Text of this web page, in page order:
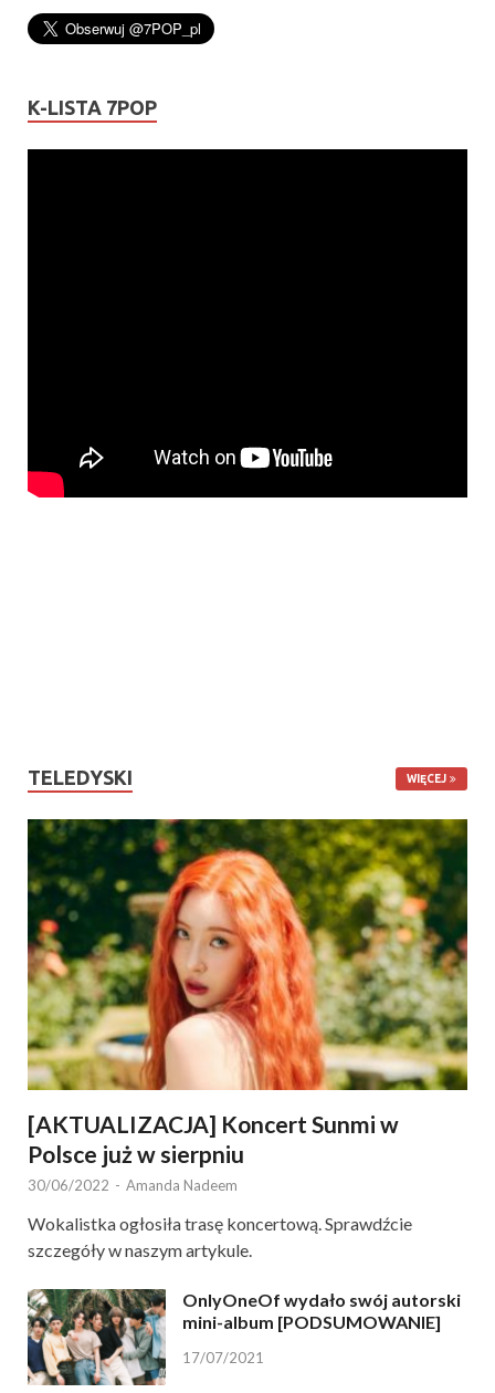
K-LISTA 7POP
TELEDYSKI WIĘCEJ
[AKTUALIZACJA] Koncert Sunmi w
Polsce już w sierpniu
30/06/2022 - Amanda Nadeem
Wokalistka ogłosiła trasę koncertową. Sprawdźcie
szczegóły w naszym artykule.
OnlyOneOf wydało swój autorski
mini-album [PODSUMOWANIE]
17/07/2021